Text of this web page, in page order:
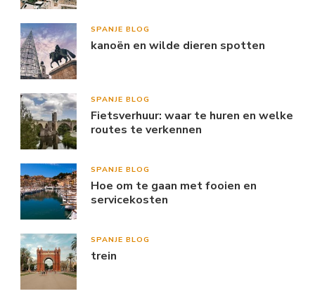
SPANJE BLOG
kanoën en wilde dieren spotten
SPANJE BLOG
Fietsverhuur: waar te huren en welke
routes te verkennen
SPANJE BLOG
Hoe om te gaan met fooien en
servicekosten
SPANJE BLOG
trein